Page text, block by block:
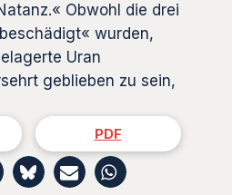
Obwohl die drei
wurden,
Uran
geblieben zu sein,
PDF